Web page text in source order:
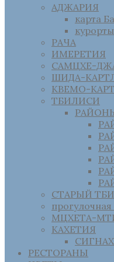
АДЖАРИЯ
карта
РАЧА
ИМЕРЕТИЯ
САМЦХЕ-
ШИДА-
КВЕМО-
ТБИЛИСИ
СТАРЫЙ
прогулочная
МЦХЕТА-
КАХЕТИЯ
РЕСТОРАНЫ